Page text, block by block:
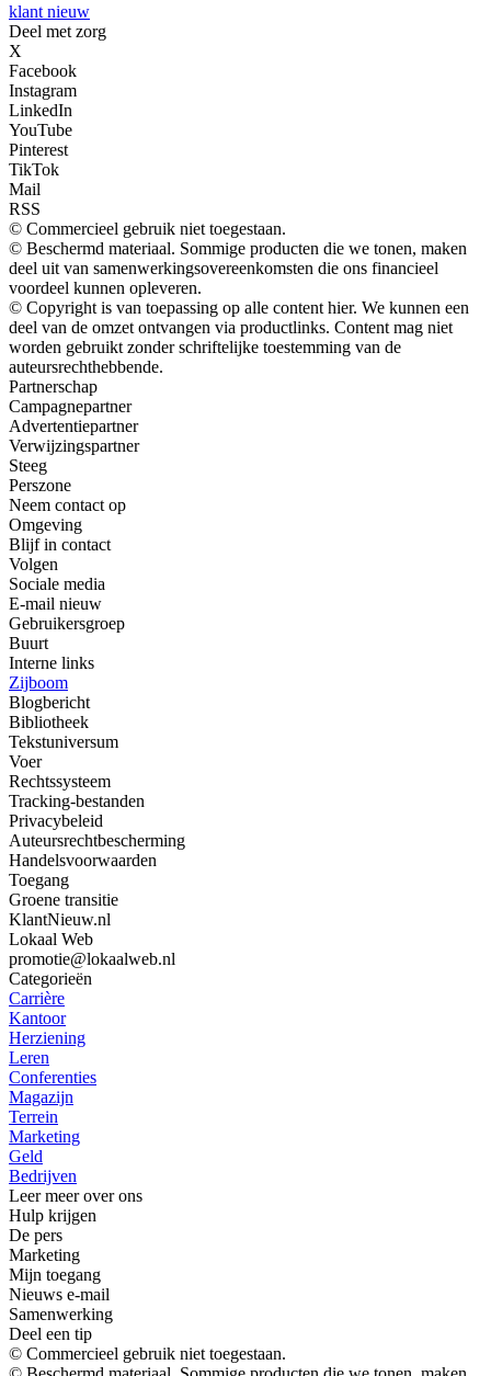
klant nieuw
Deel met zorg
X
Facebook
Instagram
LinkedIn
YouTube
Pinterest
TikTok
Mail
RSS
© Commercieel gebruik niet toegestaan.
© Beschermd materiaal. Sommige producten die we tonen, maken
deel uit van samenwerkingsovereenkomsten die ons financieel
voordeel kunnen opleveren.
© Copyright is van toepassing op alle content hier. We kunnen een
deel van de omzet ontvangen via productlinks. Content mag niet
worden gebruikt zonder schriftelijke toestemming van de
auteursrechthebbende.
Partnerschap
Campagnepartner
Advertentiepartner
Verwijzingspartner
Steeg
Perszone
Neem contact op
Omgeving
Blijf in contact
Volgen
Sociale media
E-mail nieuw
Gebruikersgroep
Buurt
Interne links
Zijboom
Blogbericht
Bibliotheek
Tekstuniversum
Voer
Rechtssysteem
Tracking-bestanden
Privacybeleid
Auteursrechtbescherming
Handelsvoorwaarden
Toegang
Groene transitie
KlantNieuw.nl
Lokaal Web
promotie@lokaalweb.nl
Categorieën
Carrière
Kantoor
Herziening
Leren
Conferenties
Magazijn
Terrein
Marketing
Geld
Bedrijven
Leer meer over ons
Hulp krijgen
De pers
Marketing
Mijn toegang
Nieuws e-mail
Samenwerking
Deel een tip
© Commercieel gebruik niet toegestaan.